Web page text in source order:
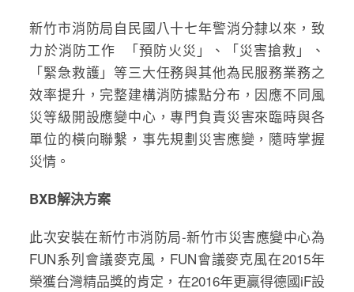
新竹市消防局自民國八十七年警消分隸以來，致
力於消防工作 「預防火災」、「災害搶救」、
「緊急救護」等三大任務與其他為民服務業務之
效率提升，完整建構消防據點分布，因應不同風
災等級開設應變中心，專門負責災害來臨時與各
單位的橫向聯繫，事先規劃災害應變，隨時掌握
災情。
BXB解決方案
此次安裝在新竹市消防局-新竹市災害應變中心為
FUN系列會議麥克風，FUN會議麥克風在2015年
榮獲台灣精品獎的肯定，在2016年更贏得德國iF設